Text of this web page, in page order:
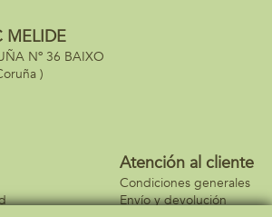
MELIDE
Nº 36 BAIXO
)
Atención al cliente
Condiciones generales
Envío y devolución